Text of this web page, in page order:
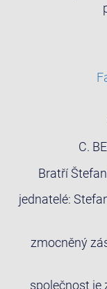
C.
Bratří
jednatelé:
zmocněný
společnost je